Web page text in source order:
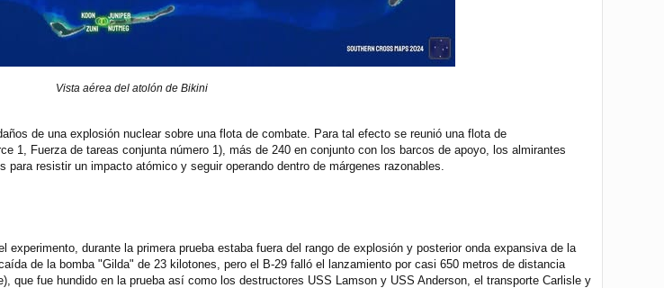
Vista aérea del atolón de Bikini
de una explosión nuclear sobre una flota de combate. Para tal efecto se reunió una flota de
1, Fuerza de tareas conjunta número 1), más de 240 en conjunto con los barcos de apoyo, los almirantes
resistir un impacto atómico y seguir operando dentro de márgenes razonables.
durante la primera prueba estaba fuera del rango de explosión y posterior onda expansiva de la
de la bomba "Gilda" de 23 kilotones, pero el B-29 falló el lanzamiento por casi 650 metros de distancia
que fue hundido en la prueba así como los destructores USS Lamson y USS Anderson, el transporte Carlisle y